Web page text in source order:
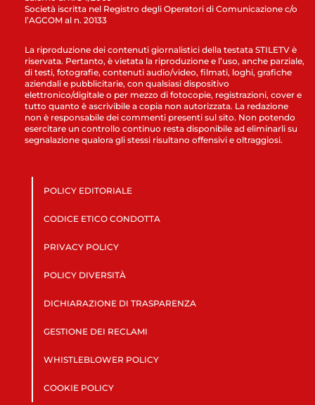
Società iscritta nel Registro degli Operatori di Comunicazione c/o
l’AGCOM al n. 20133
La riproduzione dei contenuti giornalistici della testata STILETV è
riservata. Pertanto, è vietata la riproduzione e l’uso, anche parziale,
di testi, fotografie, contenuti audio/video, filmati, loghi, grafiche
aziendali e pubblicitarie, con qualsiasi dispositivo
elettronico/digitale o per mezzo di fotocopie, registrazioni, cover e
tutto quanto è ascrivibile a copia non autorizzata. La redazione
non è responsabile dei commenti presenti sul sito. Non potendo
esercitare un controllo continuo resta disponibile ad eliminarli su
segnalazione qualora gli stessi risultano offensivi e oltraggiosi.
POLICY EDITORIALE
CODICE ETICO CONDOTTA
PRIVACY POLICY
POLICY DIVERSITÀ
DICHIARAZIONE DI TRASPARENZA
GESTIONE DEI RECLAMI
WHISTLEBLOWER POLICY
COOKIE POLICY